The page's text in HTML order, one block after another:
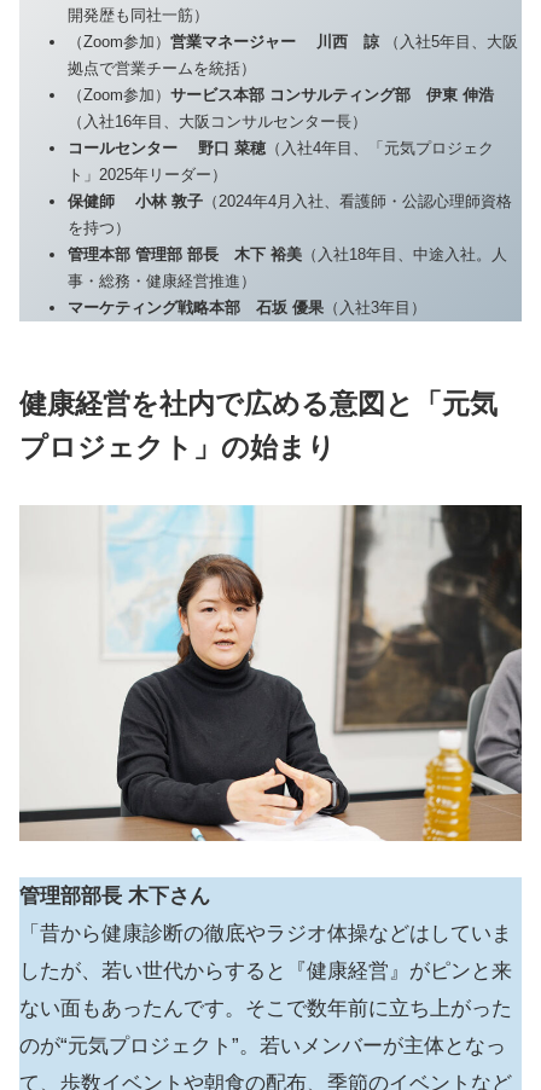
開発歴も同社一筋）
（Zoom参加） 営業マネージャー 川西 諒
（入社5年目、大阪
拠点で営業チームを統括）
（Zoom参加） サービス本部 コンサルティング部
伊東 伸浩
（入社16年目、大阪コンサルセンター長）
コールセンター
野口 菜穂 （入社4年目、「元気プロジェク
ト」2025年リーダー）
保健師
小林 敦子 （2024年4月入社、看護師・公認心理師資格
を持つ）
管理本部 管理部 部長
木下 裕美 （入社18年目、中途入社。人
事・総務・健康経営推進）
マーケティング戦略本部
石坂 優果 （入社3年目）
健康経営を社内で広める意図と「元気
プロジェクト」の始まり
管理部部長 木下さん
「昔から健康診断の徹底やラジオ体操などはしていま
したが、若い世代からすると『健康経営』がピンと来
ない面もあったんです。そこで数年前に立ち上がった
のが“元気プロジェクト”。若いメンバーが主体となっ
て、歩数イベントや朝食の配布、季節のイベントなど